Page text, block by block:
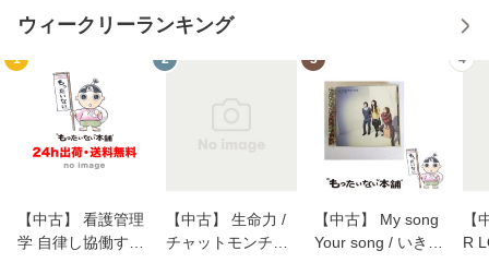
ウィークリーランキング
1
【中古】 看護管理
学 自律し協働する
2
【中古】 生命力 /
チャットモンチー /
3
【中古】 My song
Your song / いきも
4
【
R